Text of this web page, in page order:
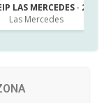
LAS MERCEDES · 2º
Las Mercedes